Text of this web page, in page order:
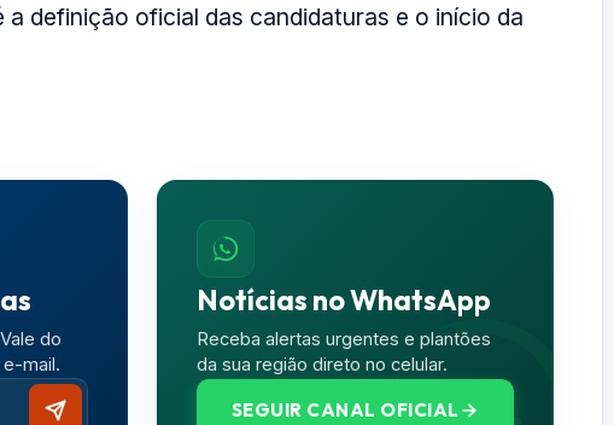
definição oficial das candidaturas e o início da
do
mail.
Notícias no WhatsApp
Receba alertas urgentes e plantões
da sua região direto no celular.
SEGUIR CANAL OFICIAL